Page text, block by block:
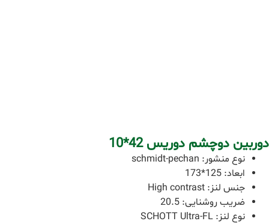
دوربین دوچشم دوریس 42*10
نوع منشور: schmidt-pechan
ابعاد: 125*173
جنس لنز: High contrast
ضریب روشنایی: 20.5
نوع لنز: SCHOTT Ultra-FL